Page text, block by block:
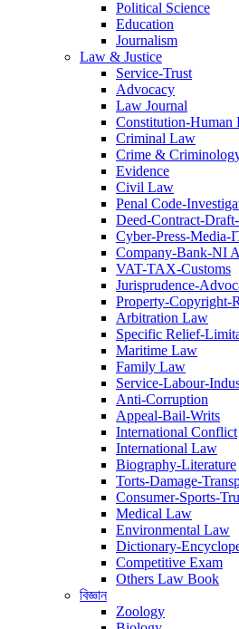
Political Science
Education
Journalism
Law & Justice
Service-Trust
Advocacy
Law Journal
Constitution-Human
Criminal Law
Crime &
Evidence
Civil Law
Penal Code-
Deed-Contract-
Cyber-Press-Media-
Company-Bank-NI
VAT-TAX-Customs
Jurisprudence-
Property-Copyright-
Arbitration Law
Specific Relief-
Maritime Law
Family Law
Service-Labour-
Anti-Corruption
Appeal-Bail-Writs
International Conflict
International Law
Biography-Literature
Torts-Damage-
Consumer-Sports-
Medical Law
Environmental Law
Dictionary-
Competitive Exam
Others Law Book
বিজ্ঞান
Zoology